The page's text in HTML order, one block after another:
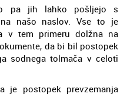
pa jih lahko pošljejo s
našo naslov. Vse to je
v tem primeru dolžna na
da bi bil postopek
sodnega tolmača v celoti
je postopek prevzemanja